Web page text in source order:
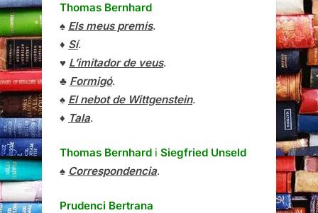
Thomas Bernhard
♠ Els meus premis.
♦ Sí.
♥ L’imitador de veus.
♣ Formigó.
♠ El nebot de Wittgenstein.
♦ Tala.
Thomas Bernhard i Siegfried Unseld
♠ Correspondencia.
Prudenci Bertrana